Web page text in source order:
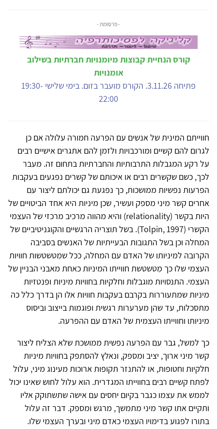
- פרסומת -
קורס הנחיית קבוצות מיומנויות חברתיות בשילוב
אומנויות
פתיחה 3.11.26. הקורס מועבר בזום. בימי שלישי 19:30-
22:00
חווייתם המינית של אנשים עם הפרעה חמורה עלולה אם כן
לגרום להם קשיים ומורכבויות ולזמן להם אתגרים אישיים רבים
על רקע המגבלות התרבותיות והחברתיות בתחום זה. מעבר
לכך, כשם שקשרים רבים או איכותם של קשרים נפגעים בעקבות
הפרעות נפשיות ממושכות, כך נפגעת גם יכולתם ליצור עם
אחרים קשר מיני מספק ועשיר, שכן מיניות היא אחד הביטויים של
היות בקשר (relationality) והיא מהווה מרכיב מרכזי של העצמי
הקשרי (Tolpin, 1997). בשל תוצריה הרגשיים והקוגניטיביים של
המחלה וכן בשל התגובות הבעייתיות של האנשים בסביבה
הקרובה למיניותו של האדם עם המחלה, ככל שמִטשטשות חוויות
העצמי שלו כך מִטשטשת חווייתו המיניות כאחת מאבני הבניין של
העצמי. התנסויות מוגבלות וחלקיות בחוויות מיניות ופנטזיות
מיניות שמתעוררות בקרבם בעקבות חוויות אלו הן בדרך כלל כה
מתסכלות, עד שהן מערערות רגשית ופוגמות בייצוב וביסוס
מיניותו וחווייתו העצמית של האדם עם ההפרעה.
כך למשל, גבר עם הפרעה נפשית ממושכת שלא הצליח ליצור
קשר מיני ארוך, יציב ומספק, ונאלץ להסתפק בחוויות מיניות
חלקיות וחטופות, או להתנזר תקופות ארוכות מעינוג מיני, עלול
לפתח קשיים רבים בחווייתו המגדרית. הוא עלול לחוש שאינו יכול
לממש את עצמו כגבר בקיום יחסים עם אישה שתשתוקק אליו
ותקיים אתו קשר מיני מתמשך, מרגש ומספק. דבר זה עלול
בתורו לפגוע בדימויו העצמי כאדם מיני ובערך העצמי שלו.